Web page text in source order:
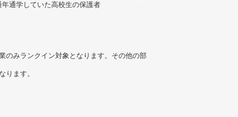
年通学していた高校生の保護者
のみランクイン対象となります。その他の部
ります。